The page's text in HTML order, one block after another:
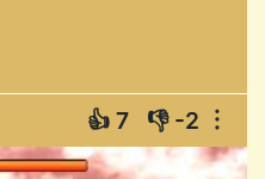
👍 7 👎 -2 ︙